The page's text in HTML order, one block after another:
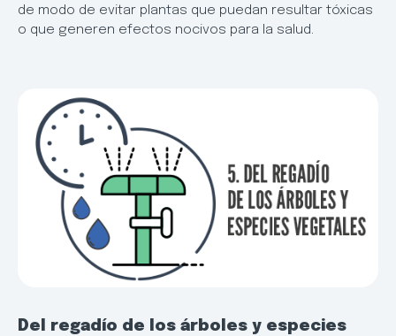
de modo de evitar plantas que puedan resultar tóxicas
o que generen efectos nocivos para la salud.
Del regadío de los árboles y especies